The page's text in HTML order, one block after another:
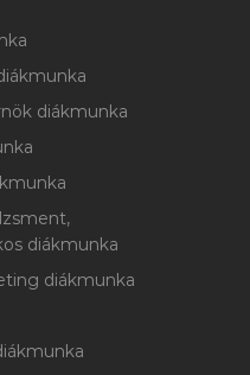
diákmunka
diákmunka
diákmunka